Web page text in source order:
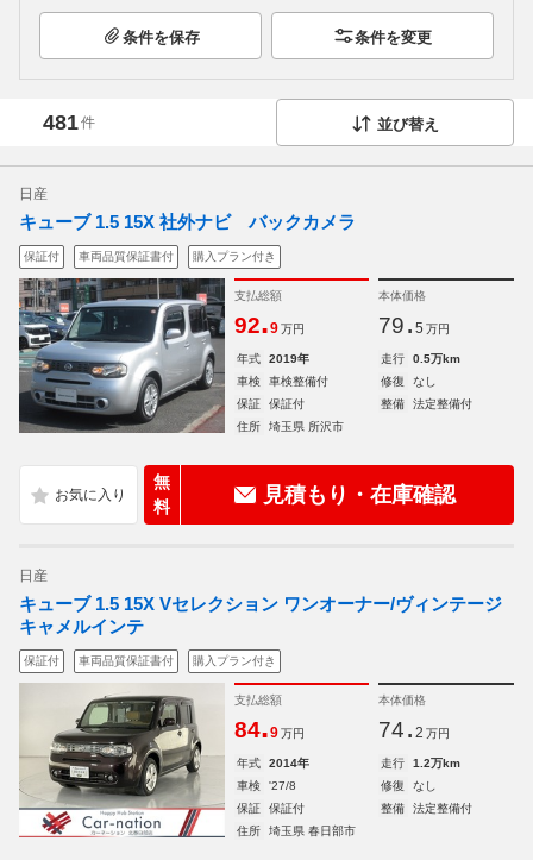
条件を保存 条件を変更
481件 並び替え
日産
キューブ 1.5 15X 社外ナビ バックカメラ
保証付 車両品質保証書付 購入プラン付き
支払総額
92.9 万円
本体価格
79. 5 万円
年式 2019年 走行
0.5万km
車検
車検整備付 修復
なし
保証
保証付 整備
法定整備付
住所
埼玉県 所沢市
無
料
見積もり・在庫確認
日産
キューブ 1.5 15X Vセレクション ワンオーナー/ヴィンテージ
キャメルインテ
保証付 車両品質保証書付 購入プラン付き
支払総額
84.9 万円
本体価格
74. 2 万円
年式 2014年 走行
1.2万km
車検
'27/8 修復
なし
保証
保証付 整備
法定整備付
住所
埼玉県 春日部市